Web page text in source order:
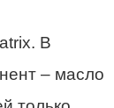
В
– масло